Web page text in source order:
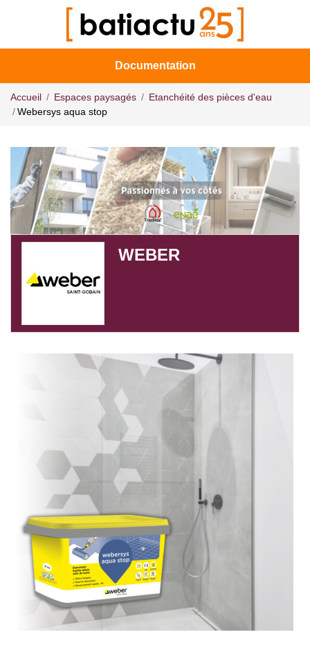
Documentation
Accueil Espaces paysagés
Etanchéité des pièces d'eau
Webersys aqua stop
WEBER